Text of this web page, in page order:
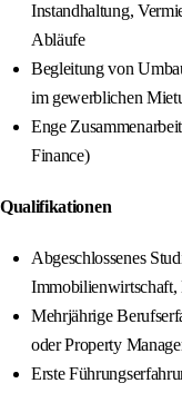
Instandhaltung,
Abläufe
Begleitung von
im gewerblichen
Enge
Finance)
Qualifikationen
Abgeschlossenes
Immobilienwirtschaft,
Mehrjährige
oder Property
Erste